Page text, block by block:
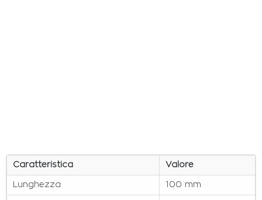
Caratteristica Valore
Lunghezza 100 mm